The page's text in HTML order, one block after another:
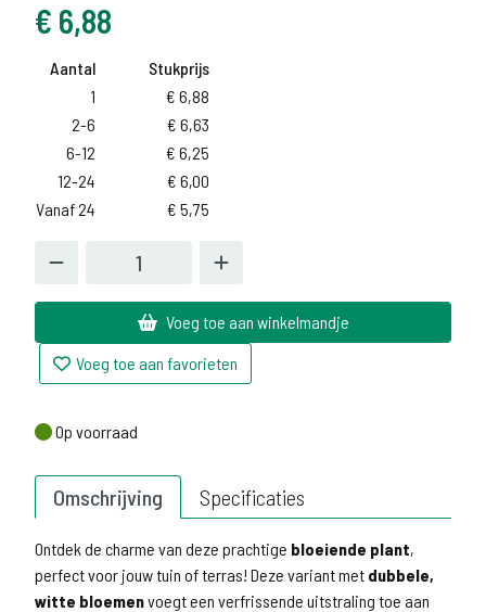
€ 6,88
Aantal
Stukprijs
1
€ 6,88
2-6
€ 6,63
6-12
€ 6,25
12-24
€ 6,00
Vanaf 24
€ 5,75
Voeg toe aan winkelmandje
Voeg toe aan favorieten
Op voorraad
Op voorraad
Omschrijving Specificaties
Ontdek de charme van deze prachtige bloeiende plant,
perfect voor jouw tuin of terras! Deze variant met dubbele,
witte bloemenvoegt een verfrissende uitstraling toe aan